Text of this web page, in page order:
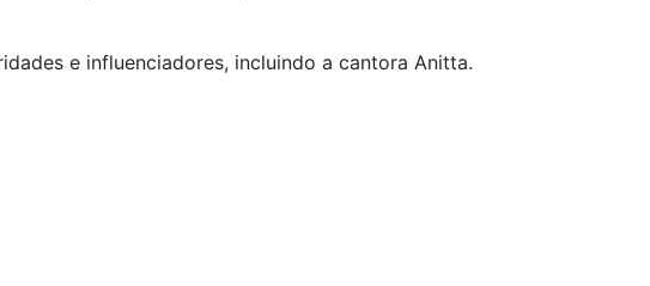
e influenciadores, incluindo a cantora Anitta.